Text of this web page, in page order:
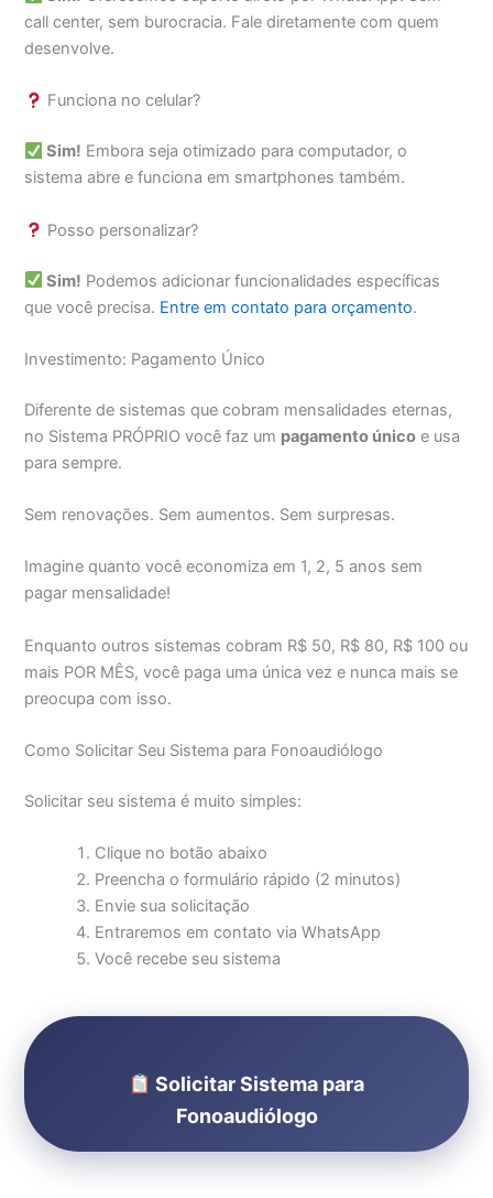
call center, sem burocracia. Fale diretamente com quem
desenvolve.
Funciona no celular?
Sim! Embora seja otimizado para computador, o
sistema abre e funciona em smartphones também.
Posso personalizar?
Sim! Podemos adicionar funcionalidades específicas
que você precisa. Entre em contato para orçamento.
Investimento: Pagamento Único
Diferente de sistemas que cobram mensalidades eternas,
no Sistema PRÓPRIO você faz um pagamento único e usa
para sempre.
Sem renovações. Sem aumentos. Sem surpresas.
Imagine quanto você economiza em 1, 2, 5 anos sem
pagar mensalidade!
Enquanto outros sistemas cobram R$ 50, R$ 80, R$ 100 ou
mais POR MÊS, você paga uma única vez e nunca mais se
preocupa com isso.
Como Solicitar Seu Sistema para Fonoaudiólogo
Solicitar seu sistema é muito simples:
Clique no botão abaixo
Preencha o formulário rápido (2 minutos)
Envie sua solicitação
Entraremos em contato via WhatsApp
Você recebe seu sistema
Solicitar Sistema para
Fonoaudiólogo